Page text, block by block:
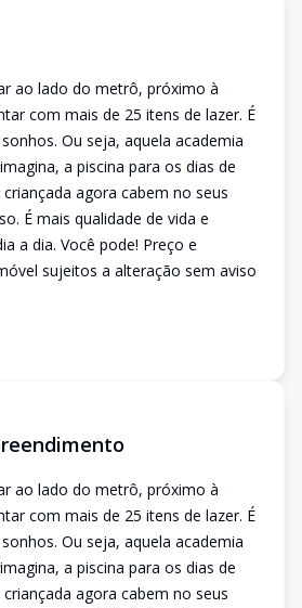
ao lado do metrô, próximo à
com mais de 25 itens de lazer. É
Ou seja, aquela academia
a piscina para os dias de
agora cabem no seus
É mais qualidade de vida e
a dia. Você pode! Preço e
sujeitos a alteração sem aviso
ao lado do metrô, próximo à
com mais de 25 itens de lazer. É
Ou seja, aquela academia
a piscina para os dias de
agora cabem no seus